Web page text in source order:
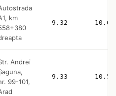
km
9.32 10.63
Andrei
99-101,
9.33 10.53